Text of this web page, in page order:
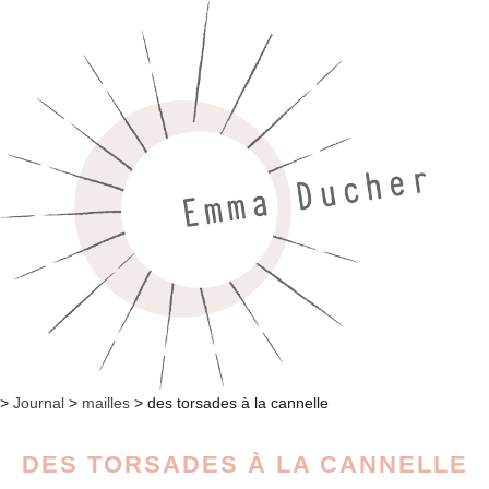
> Journal > mailles > des torsades à la cannelle
DES TORSADES À LA CANNELLE